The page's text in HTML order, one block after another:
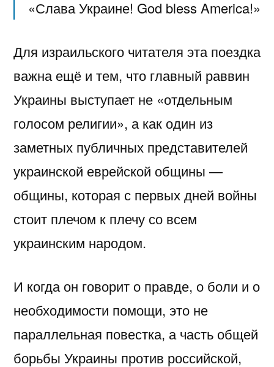
«Слава Украине! God bless America!»
Для израильского читателя эта поездка
важна ещё и тем, что главный раввин
Украины выступает не «отдельным
голосом религии», а как один из
заметных публичных представителей
украинской еврейской общины —
общины, которая с первых дней войны
стоит плечом к плечу со всем
украинским народом.
И когда он говорит о правде, о боли и о
необходимости помощи, это не
параллельная повестка, а часть общей
борьбы Украины против российской,